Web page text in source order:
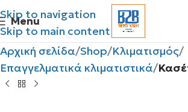
Skip to navigation
Skip to main content
Menu
Αρχική σελίδα Shop Κλιματισμός
Επαγγελματικά κλιματιστικά